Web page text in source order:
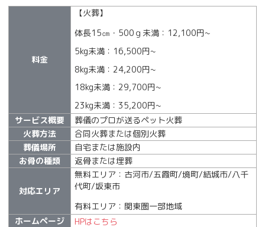
料金
【火葬】
体長15㎝・500ｇ未満：12,100円~
5kg未満：16,500円~
8kg未満：24,200円~
18kg未満：29,700円~
23kg未満：35,200円~
サービス概要
葬儀のプロが送るペット火葬
火葬方法
合同火葬または個別火葬
葬儀場所
自宅または施設内
お骨の種類
返骨または埋葬
対応エリア
無料エリア：古河市/五霞町/境町/結城市/八千
代町/坂東市
有料エリア：関東圏一部地域
ホームページ
HPはこちら